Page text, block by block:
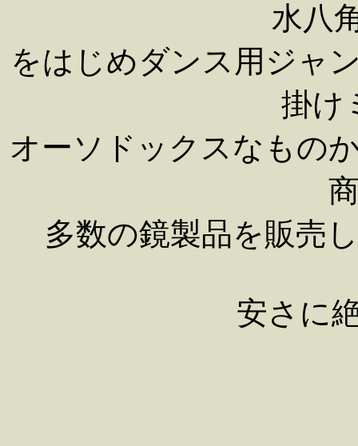
水八
をはじめダンス用ジャ
掛け
オーソドックスなもの
多数の鏡製品を販売
安さに絶対の